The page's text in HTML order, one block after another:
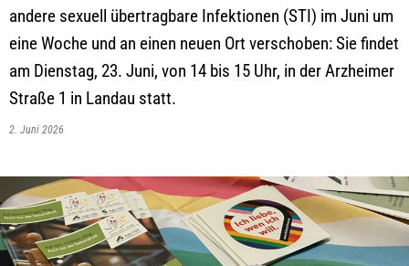
andere sexuell übertragbare Infektionen (STI) im Juni um
eine Woche und an einen neuen Ort verschoben: Sie findet
am Dienstag, 23. Juni, von 14 bis 15 Uhr, in der Arzheimer
Straße 1 in Landau statt.
2. Juni 2026